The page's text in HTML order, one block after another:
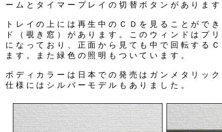
ームとタイマープレイの切替ボタンがありま
トレイの上には再生中のＣＤを見ることがで
ド（覗き窓）があります。このウィンドはプ
になっており、正面から見ても中で回転する
ます。また緑色の照明もついています。
ボディカラーは日本での発売はガンメタリッ
仕様にはシルバーモデルもありました。